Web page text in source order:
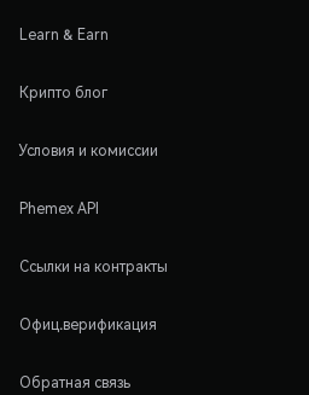
Learn & Earn
Крипто блог
Условия и комиссии
Phemex API
Ссылки на контракты
Офиц.верификация
Обратная связь